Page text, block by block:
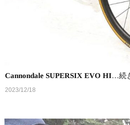
Cannondale SUPERSIX EVO HI…続
2023/12/18